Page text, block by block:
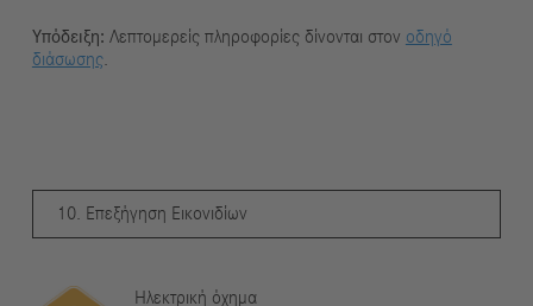
Υπόδειξη: Λεπτομερείς πληροφορίες δίνονται στον οδηγό
διάσωσης.
10. Επεξήγηση Εικονιδίων
Ηλεκτρική όχημα